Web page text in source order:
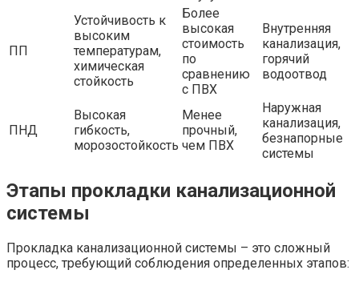
ПП
Устойчивость к
высоким
температурам,
химическая
стойкость
Более
высокая
стоимость
по
сравнению
с ПВХ
Внутренняя
канализация,
горячий
водоотвод
ПНД
Высокая
гибкость,
морозостойкость
Менее
прочный,
чем ПВХ
Наружная
канализация,
безнапорные
системы
Этапы прокладки канализационной
системы
Прокладка канализационной системы – это сложный
процесс, требующий соблюдения определенных этапов: